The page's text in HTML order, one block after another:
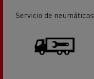
Servicio de neumáticos